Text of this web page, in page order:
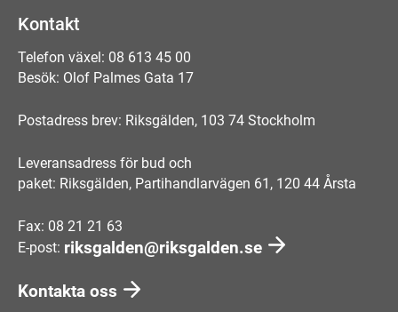
Kontakt
Telefon växel: 08 613 45 00
Besök: Olof Palmes Gata 17
Postadress brev: Riksgälden, 103 74 Stockholm
Leveransadress för bud och
paket: Riksgälden, Partihandlarvägen 61, 120 44 Årsta
Fax: 08 21 21 63
E-post: riksgalden@riksgalden.se
Kontakta oss